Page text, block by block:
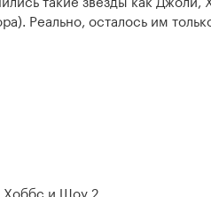
Реально, осталось им
Хоббс и Шоу 2.